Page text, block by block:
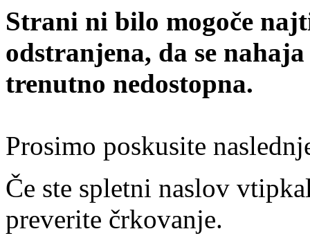
Strani ni bilo mogoče
odstranjena, da se
trenutno nedostopna.
Prosimo poskusite
Če ste spletni naslov
preverite črkovanje.